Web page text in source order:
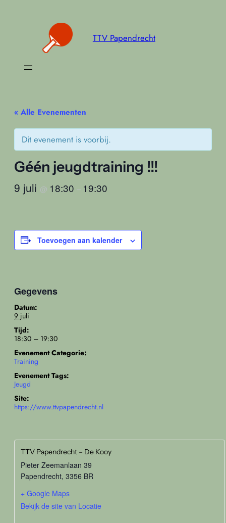
TTV Papendrecht
« Alle Evenementen
Dit evenement is voorbij.
Géén jeugdtraining !!!
9 juli @ 18:30 – 19:30
Toevoegen aan kalender
Gegevens
Datum:
9 juli
Tijd:
18:30 – 19:30
Evenement Categorie:
Training
Evenement Tags:
Jeugd
Site:
https://www.ttvpapendrecht.nl
TTV Papendrecht – De Kooy
Pieter Zeemanlaan 39
Papendrecht, 3356 BR
+ Google Maps
Bekijk de site van Locatie